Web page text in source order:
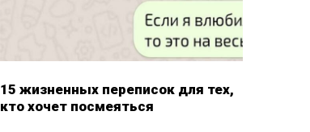
15 жизненных переписок для тех,
кто хочет посмеяться